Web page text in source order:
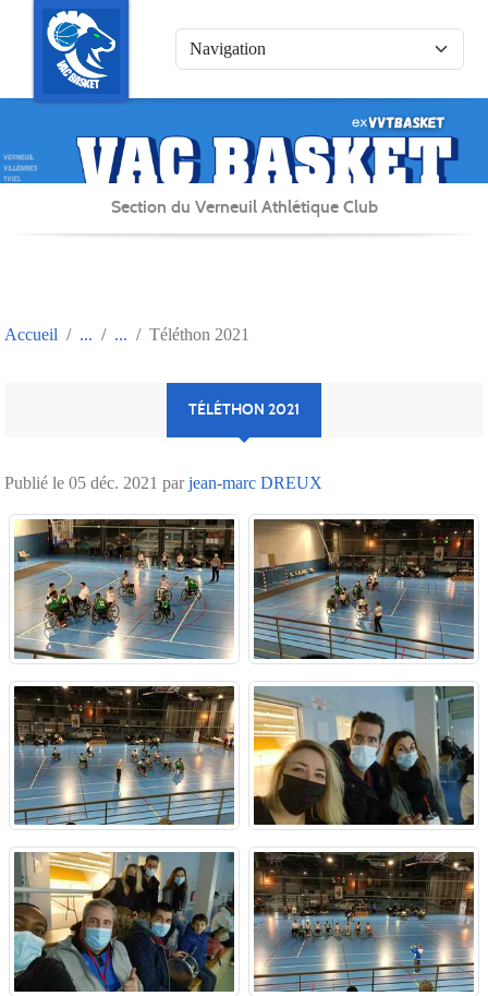
Section du Verneuil Athlétique Club
Accueil Téléthon 2021
TÉLÉTHON 2021
Publié le 05 déc. 2021 parjean-marc DREUX
Panneau de gestion des cookies